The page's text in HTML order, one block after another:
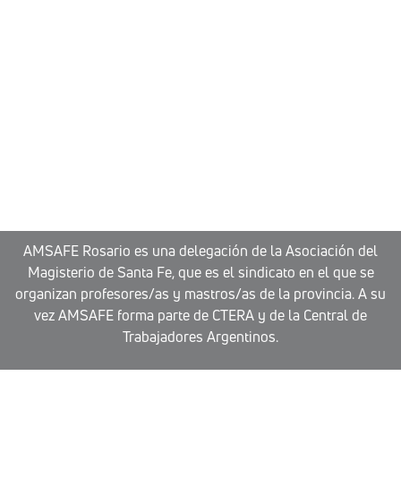
AMSAFE Rosario es una delegación de la Asociación del
Magisterio de Santa Fe, que es el sindicato en el que se
organizan profesores/as y mastros/as de la provincia. A su
vez AMSAFE forma parte de CTERA y de la Central de
Trabajadores Argentinos.